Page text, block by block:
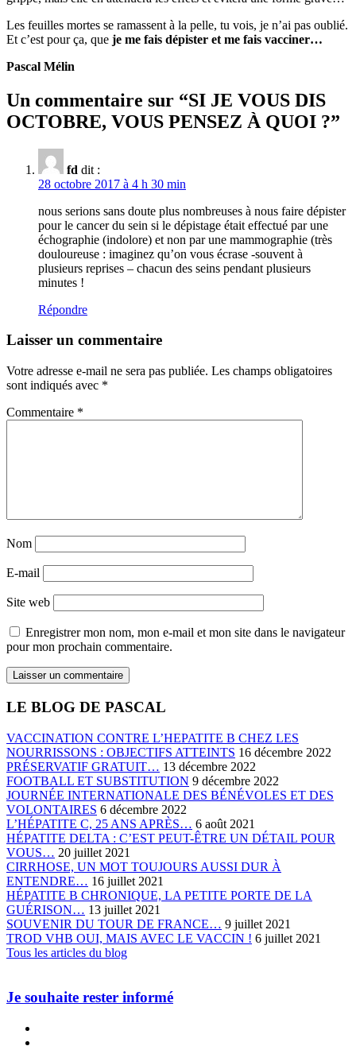
Les feuilles mortes se ramassent à la pelle, tu vois, je n’ai pas oublié.
Et c’est pour ça, que je me fais dépister et me fais vacciner…
Pascal Mélin
Un commentaire sur “SI JE VOUS DIS
OCTOBRE, VOUS PENSEZ À QUOI ?”
fd dit :
28 octobre 2017 à 4 h 30 min
nous serions sans doute plus nombreuses à nous faire dépister
pour le cancer du sein si le dépistage était effectué par une
échographie (indolore) et non par une mammographie (très
douloureuse : imaginez qu’on vous écrase -souvent à
plusieurs reprises – chacun des seins pendant plusieurs
minutes !
Répondre
Laisser un commentaire
Votre adresse e-mail ne sera pas publiée. Les champs obligatoires
sont indiqués avec *
Commentaire *
Nom
E-mail
Site web
Enregistrer mon nom, mon e-mail et mon site dans le navigateur
pour mon prochain commentaire.
LE BLOG DE PASCAL
VACCINATION CONTRE L’HEPATITE B CHEZ LES
NOURRISSONS : OBJECTIFS ATTEINTS 16 décembre 2022
PRÉSERVATIF GRATUIT… 13 décembre 2022
FOOTBALL ET SUBSTITUTION 9 décembre 2022
JOURNÉE INTERNATIONALE DES BÉNÉVOLES ET DES
VOLONTAIRES 6 décembre 2022
L’HÉPATITE C, 25 ANS APRÈS… 6 août 2021
HÉPATITE DELTA : C’EST PEUT-ÊTRE UN DÉTAIL POUR
VOUS… 20 juillet 2021
CIRRHOSE, UN MOT TOUJOURS AUSSI DUR À
ENTENDRE… 16 juillet 2021
HÉPATITE B CHRONIQUE, LA PETITE PORTE DE LA
GUÉRISON… 13 juillet 2021
SOUVENIR DU TOUR DE FRANCE… 9 juillet 2021
TROD VHB OUI, MAIS AVEC LE VACCIN ! 6 juillet 2021
Tous les articles du blog
Je souhaite rester informé